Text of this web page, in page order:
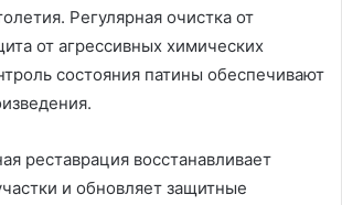
Регулярная очистка от
от агрессивных химических
состояния патины обеспечивают
реставрация восстанавливает
и обновляет защитные